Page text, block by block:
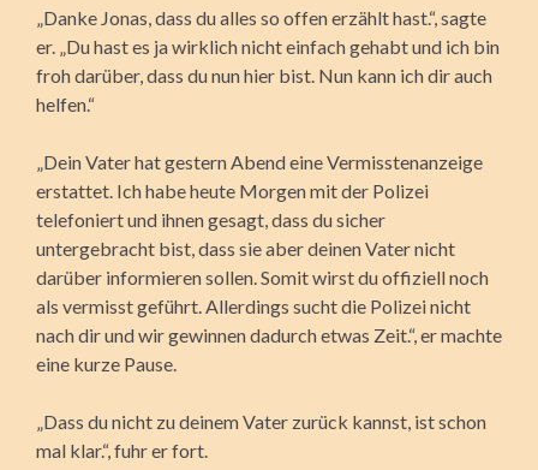
„Danke Jonas, dass du alles so offen erzählt hast.“, sagte
er. „Du hast es ja wirklich nicht einfach gehabt und ich bin
froh darüber, dass du nun hier bist. Nun kann ich dir auch
helfen.“
„Dein Vater hat gestern Abend eine Vermisstenanzeige
erstattet. Ich habe heute Morgen mit der Polizei
telefoniert und ihnen gesagt, dass du sicher
untergebracht bist, dass sie aber deinen Vater nicht
darüber informieren sollen. Somit wirst du offiziell noch
als vermisst geführt. Allerdings sucht die Polizei nicht
nach dir und wir gewinnen dadurch etwas Zeit.“, er machte
eine kurze Pause.
„Dass du nicht zu deinem Vater zurück kannst, ist schon
mal klar.“, fuhr er fort.